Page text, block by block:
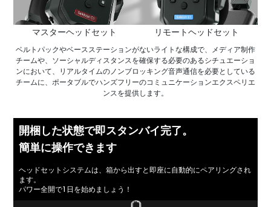
マスターヘッドセット リモートヘッドセット
ベルトパックやベースステーションがないライトな構成で、メディア制作
チームや、ソーシャルディスタンスを確保する必要のあるシチュエーショ
ンにおいて、リアルタイムのノンブロッキング音声通信を必要としている
チームに、ポータブルでハンズフリーのコミュニケーションエクスペリエ
ンスを提供します。
開梱した状態で即スタンバイ完了。
簡単に操作できます
ヘッドセットシステムは、箱から出すと即座に自動的にペアリングされ
ます。
パワー全開で1日を始めましょう！